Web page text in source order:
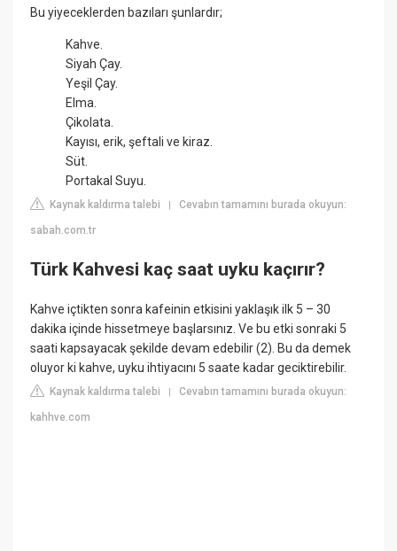
Bu yiyeceklerden bazıları şunlardır;
Kahve.
Siyah Çay.
Yeşil Çay.
Elma.
Çikolata.
Kayısı, erik, şeftali ve kiraz.
Süt.
Portakal Suyu.
Kaynak kaldırma talebi |Cevabın tamamını burada okuyun:
sabah.com.tr
Türk Kahvesi kaç saat uyku kaçırır?
Kahve içtikten sonra kafeinin etkisini yaklaşık ilk 5 – 30
dakika içinde hissetmeye başlarsınız. Ve bu etki sonraki 5
saati kapsayacak şekilde devam edebilir (2). Bu da demek
oluyor ki kahve, uyku ihtiyacını 5 saate kadar geciktirebilir.
Kaynak kaldırma talebi |Cevabın tamamını burada okuyun:
kahhve.com